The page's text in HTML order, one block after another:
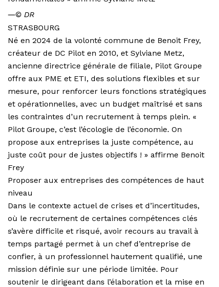
―© DR
STRASBOURG
Né en 2024 de la volonté commune de Benoit Frey,
créateur de DC Pilot en 2010, et Sylviane Metz,
ancienne directrice générale de filiale, Pilot Groupe
offre aux PME et ETI, des solutions flexibles et sur
mesure, pour renforcer leurs fonctions stratégiques
et opérationnelles, avec un budget maîtrisé et sans
les contraintes d’un recrutement à temps plein. «
Pilot Groupe, c’est l’écologie de l’économie. On
propose aux entreprises la juste compétence, au
juste coût pour de justes objectifs ! » affirme Benoit
Frey
Proposer aux entreprises des compétences de haut
niveau
Dans le contexte actuel de crises et d’incertitudes,
où le recrutement de certaines compétences clés
s’avère difficile et risqué, avoir recours au travail à
temps partagé permet à un chef d’entreprise de
confier, à un professionnel hautement qualifié, une
mission définie sur une période limitée. Pour
soutenir le dirigeant dans l’élaboration et la mise en